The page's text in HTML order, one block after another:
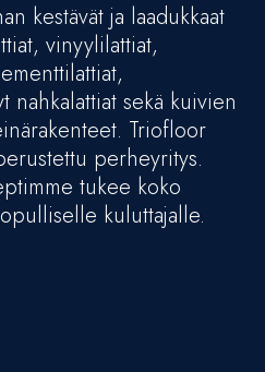
kestävät ja laadukkaat
vinyylilattiat,
nahkalattiat sekä kuivien
Triofloor
perheyritys.
tukee koko
kuluttajalle.